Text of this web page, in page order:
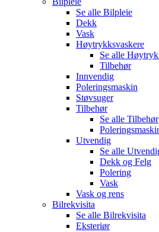
Se alle Bilpleie
Dekk
Vask
Høytrykksvaskere
Se alle
Tilbehør
Innvendig
Poleringsmaskin
Støvsuger
Tilbehør
Se alle Tilbehør
Utvendig
Se alle
Dekk og Felg
Polering
Vask
Vask og rens
Bilrekvisita
Se alle Bilrekvisita
Eksteriør